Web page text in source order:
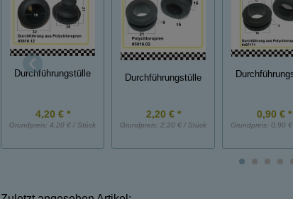
Durchführungstülle
4,20 € *
Grundpreis: 4,20 € / Stück
Durchführungstülle
2,20 € *
Grundpreis: 2,20 € / Stück
0,90 € *
Grundpreis: 0,90